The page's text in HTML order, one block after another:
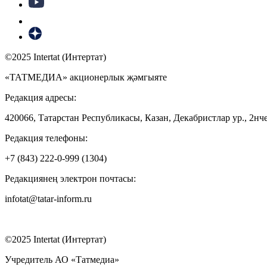
©2025 Intertat (Интертат)
«ТАТМЕДИА» акционерлык җәмгыяте
Редакция адресы:
420066, Татарстан Республикасы, Казан, Декабристлар ур.,
Редакция телефоны:
+7 (843) 222-0-999 (1304)
Редакциянең электрон почтасы:
infotat@tatar-inform.ru
©2025 Intertat (Интертат)
Учредитель АО «Татмедиа»